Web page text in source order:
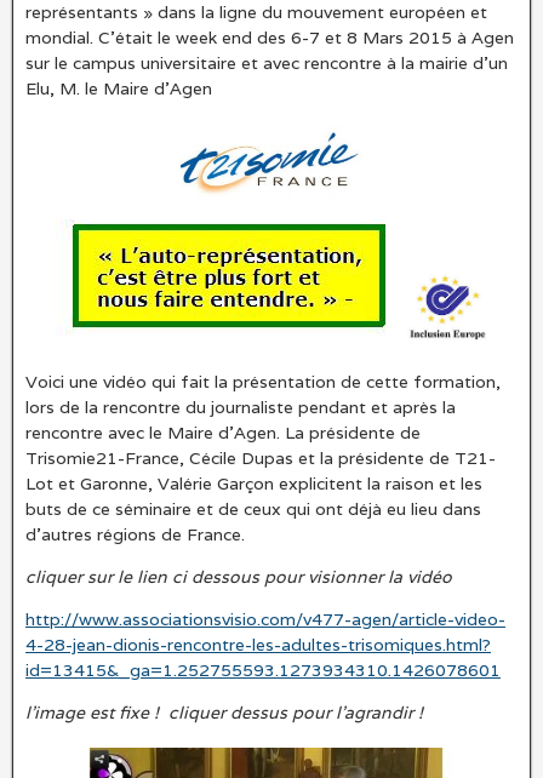
représentants » dans la ligne du mouvement européen et
mondial. C’était le week end des 6-7 et 8 Mars 2015 à Agen
sur le campus universitaire et avec rencontre à la mairie d’un
Elu, M. le Maire d’Agen
Voici une vidéo qui fait la présentation de cette formation,
lors de la rencontre du journaliste pendant et après la
rencontre avec le Maire d’Agen. La présidente de
Trisomie21-France, Cécile Dupas et la présidente de T21-
Lot et Garonne, Valérie Garçon explicitent la raison et les
buts de ce séminaire et de ceux qui ont déjà eu lieu dans
d’autres régions de France.
cliquer sur le lien ci dessous pour visionner la vidéo
http://www.associationsvisio.com/v477-agen/article-video-
4-28-jean-dionis-rencontre-les-adultes-trisomiques.html?
id=13415&_ga=1.252755593.1273934310.1426078601
l’image est fixe ! cliquer dessus pour l’agrandir !